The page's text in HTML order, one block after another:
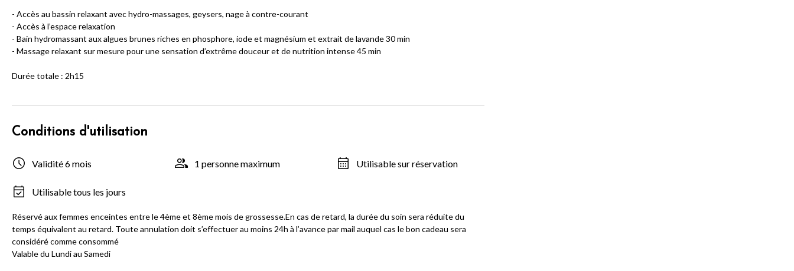
- Accès au bassin relaxant avec hydro-massages, geysers, nage à contre-courant
- Accès à l’espace relaxation
- Bain hydromassant aux algues brunes riches en phosphore, iode et magnésium et extrait de lavande 30 min
- Massage relaxant sur mesure pour une sensation d’extrême douceur et de nutrition intense 45 min
Durée totale : 2h15
Conditions d'utilisation
Validité 6 mois 1 personne maximum Utilisable sur réservation
Utilisable tous les jours
Réservé aux femmes enceintes entre le 4ème et 8ème mois de grossesse.En cas de retard, la durée du soin sera réduite du
temps équivalent au retard. Toute annulation doit s’effectuer au moins 24h à l’avance par mail auquel cas le bon cadeau sera
considéré comme consommé
Valable du Lundi au Samedi